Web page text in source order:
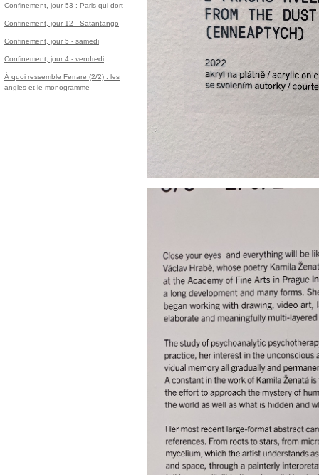
Confinement, jour 53 : Paris qui dort
Confinement, jour 12 - Satantango
Confinement, jour 5 - samedi
Confinement, jour 4 - vendredi
À quoi ressemble Ferrare (2/2) : les
angles et le monogramme